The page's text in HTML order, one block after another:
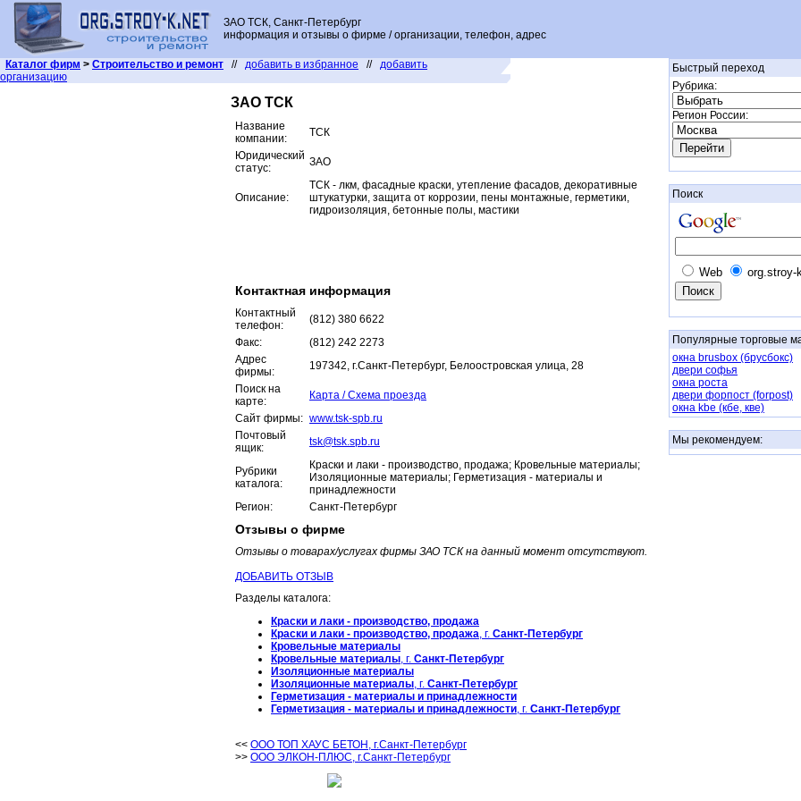
ЗАО ТСК, Санкт-Петербург
информация и отзывы о фирме / организации, телефон, адрес
Каталог фирм > Строительство и ремонт // добавить в избранное // добавить
организацию
ЗАО ТСК
Название
компании:
ТСК
Юридический
статус:
ЗАО
Описание:
ТСК - лкм, фасадные краски, утепление фасадов, декоративные
штукатурки, защита от коррозии, пены монтажные, герметики,
гидроизоляция, бетонные полы, мастики
Контактная информация
Контактный
телефон:
(812) 380 6622
Факс:
(812) 242 2273
Адрес
фирмы:
197342, г.Санкт-Петербург, Белоостровская улица, 28
Поиск на
карте:
Карта / Схема проезда
Сайт фирмы: www.tsk-spb.ru
Почтовый
ящик:
tsk@tsk.spb.ru
Рубрики
каталога:
Краски и лаки - производство, продажа; Кровельные материалы;
Изоляционные материалы; Герметизация - материалы и
принадлежности
Регион:
Санкт-Петербург
Отзывы о фирме
Отзывы о товарах/услугах фирмы ЗАО ТСК на данный момент отсутствуют.
ДОБАВИТЬ ОТЗЫВ
Разделы каталога:
Краски и лаки - производство, продажа
Краски и лаки - производство, продажа, г. Санкт-Петербург
Кровельные материалы
Кровельные материалы, г. Санкт-Петербург
Изоляционные материалы
Изоляционные материалы, г. Санкт-Петербург
Герметизация - материалы и принадлежности
Герметизация - материалы и принадлежности, г. Санкт-Петербург
<< ООО ТОП ХАУС БЕТОН, г.Санкт-Петербург
>> ООО ЭЛКОН-ПЛЮС, г.Санкт-Петербург
Быстрый переход
Рубрика:
Регион России:
Поиск
Web org.stroy-
Популярные торговые
окна brusbox (брусбокс)
двери софья
окна роста
двери форпост (forpost)
окна kbe (кбе, кве)
Мы рекомендуем: